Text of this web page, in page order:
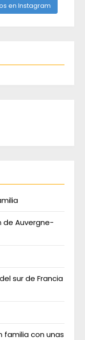
en Instagram
de Auvergne-
sur de Francia
familia con unas